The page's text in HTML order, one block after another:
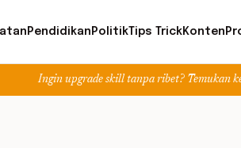
Pendidikan PolitikTips TrickKonten
upgrade skill tanpa ribet? Temukan kelas seru